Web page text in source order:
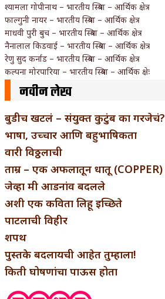
श्यामला गोपीनाथ – भारतीय स्त्रिया – आर्थिक क्षेत्र
फाल्गुनी नायर – भारतीय स्त्रिया – आर्थिक क्षेत्र
माधवी पुरी बुच – भारतीय स्त्रिया – आर्थिक क्षेत्र
नैनालाल किडवाई – भारतीय स्त्रिया – आर्थिक क्षेत्र
रेणु सुद कर्नाड – भारतीय स्त्रिया – आर्थिक क्षेत्र
कल्पना मोरपारिया – भारतीय स्त्रिया – आर्थिक क्षेत्र
नवीन लेख
बुडीच खटलं – संयुक्त कुटुंब का गरजेचं?
भाषा, उच्चार आणि बहुभाषिकता
वारी विठ्ठलाची
ताम्र – एक अफलातून धातू (COPPER)
जेव्हा मी आडनांव बदलले
अशी एक कविता लिहू इच्छिते
पाटलाची विहीर
शपथ
पुस्तके बदलायची आहेत तुम्हाला!
किती घोषणांचा पाऊस होता